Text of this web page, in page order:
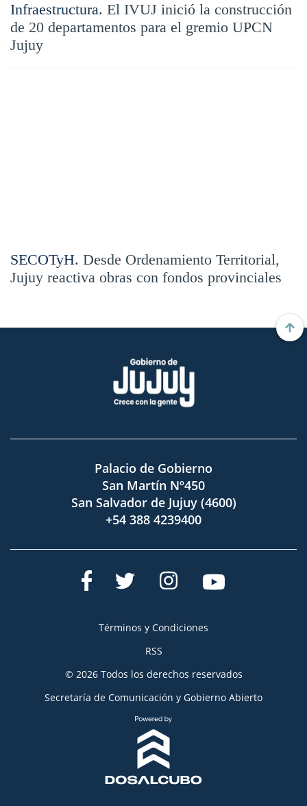
Infraestructura. El IVUJ inició la construcción
de 20 departamentos para el gremio UPCN
Jujuy
SECOTyH. Desde Ordenamiento Territorial,
Jujuy reactiva obras con fondos provinciales
Palacio de Gobierno
San Martín Nº450
San Salvador de Jujuy (4600)
+54 388 4239400
Términos y Condiciones
RSS
© 2026 Todos los derechos reservados
Secretaría de Comunicación y Gobierno Abierto